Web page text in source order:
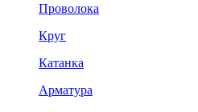
Проволока
Круг
Катанка
Арматура